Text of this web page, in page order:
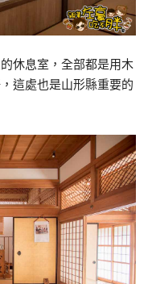
休息室，全部都是用木
這處也是山形縣重要的